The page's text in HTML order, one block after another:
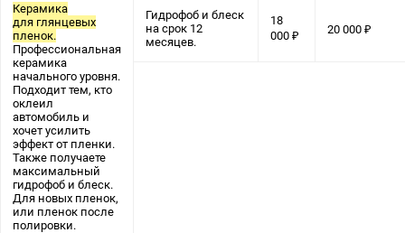
Керамика
для глянцевых
пленок.
Профессиональная
керамика
начального уровня.
Подходит тем, кто
оклеил
автомобиль и
хочет усилить
эффект от пленки.
Также получаете
максимальный
гидрофоб и блеск.
Для новых пленок,
или пленок после
полировки.
Гидрофоб и блеск
на срок 12
месяцев.
18
000 ₽
20 000 ₽